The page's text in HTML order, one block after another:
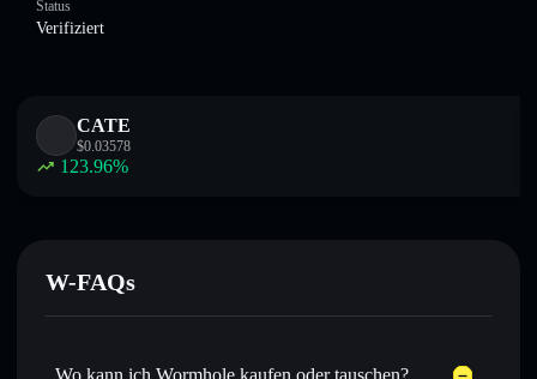
Status
Verifiziert
CATE
$0.03578
123.96%
W-FAQs
Wo kann ich Wormhole kaufen oder tauschen?